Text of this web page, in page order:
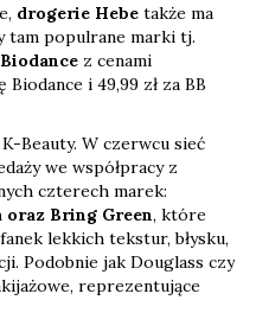
drogerie Hebe także ma
tam populrane marki tj.
z cenami
Biodance i 49,99 zł za BB
Beauty. W czerwcu sieć
we współpracy z
czterech marek:
oraz Bring Green, które
lekkich tekstur, błysku,
Podobnie jak Douglass czy
reprezentujące